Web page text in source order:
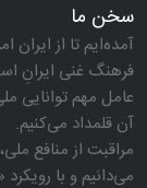
سخن ما
آمده‌ایم تا از
فرهنگ غنی ایرانِ
عامل مهم توانایی
آن قلمداد می‌كنیم.
مراقبت از منافع
می‌دانیم و با